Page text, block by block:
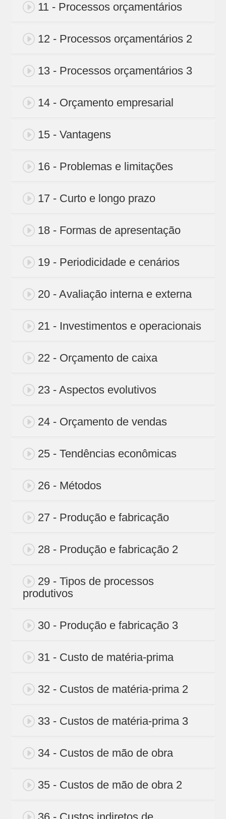
11 - Processos orçamentários
12 - Processos orçamentários 2
13 - Processos orçamentários 3
14 - Orçamento empresarial
15 - Vantagens
16 - Problemas e limitações
17 - Curto e longo prazo
18 - Formas de apresentação
19 - Periodicidade e cenários
20 - Avaliação interna e externa
21 - Investimentos e operacionais
22 - Orçamento de caixa
23 - Aspectos evolutivos
24 - Orçamento de vendas
25 - Tendências econômicas
26 - Métodos
27 - Produção e fabricação
28 - Produção e fabricação 2
29 - Tipos de processos
produtivos
30 - Produção e fabricação 3
31 - Custo de matéria-prima
32 - Custos de matéria-prima 2
33 - Custos de matéria-prima 3
34 - Custos de mão de obra
35 - Custos de mão de obra 2